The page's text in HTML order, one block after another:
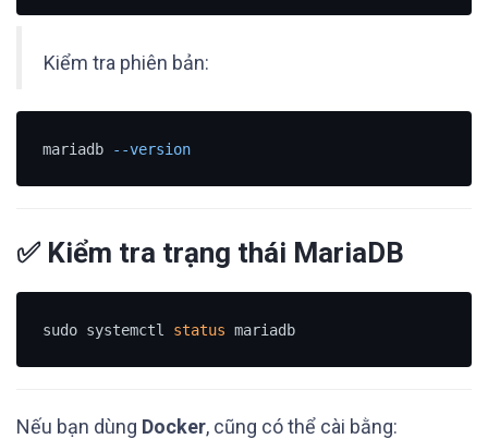
Kiểm tra phiên bản:
mariadb --version
✅ Kiểm tra trạng thái MariaDB
sudo systemctl status mariadb
Nếu bạn dùng Docker, cũng có thể cài bằng: